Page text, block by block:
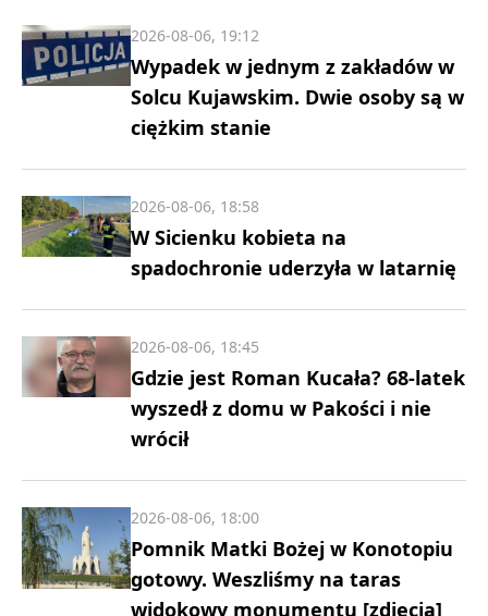
Wypadek w jednym z zakładów w
Solcu Kujawskim. Dwie osoby są w
ciężkim stanie
2026-08-06, 19:12
W Sicienku kobieta na
spadochronie uderzyła w latarnię
2026-08-06, 18:58
Gdzie jest Roman Kucała? 68-latek
wyszedł z domu w Pakości i nie
wrócił
2026-08-06, 18:45
Pomnik Matki Bożej w Konotopiu
gotowy. Weszliśmy na taras
widokowy monumentu [zdjęcia]
2026-08-06, 18:00